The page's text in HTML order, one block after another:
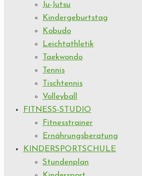
Ju-Jutsu
Kindergeburtstag
Kobudo
Leichtathletik
Taekwondo
Tennis
Tischtennis
Volleyball
FITNESS-STUDIO
Fitnesstrainer
Ernährungsberatung
KINDERSPORTSCHULE
Stundenplan